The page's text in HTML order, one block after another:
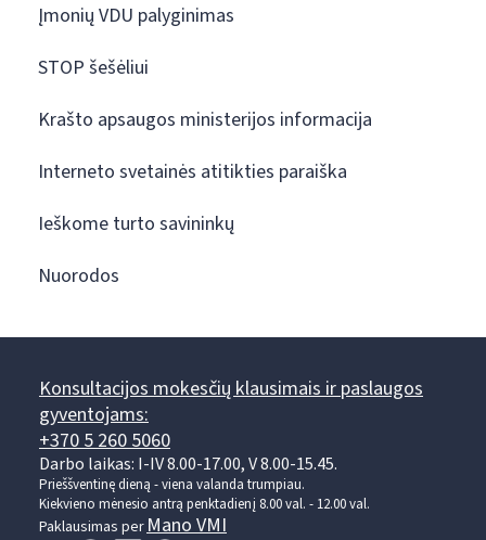
Įmonių VDU palyginimas
STOP šešėliui
Krašto apsaugos ministerijos informacija
Interneto svetainės atitikties paraiška
Ieškome turto savininkų
Nuorodos
Konsultacijos mokesčių klausimais ir paslaugos
gyventojams:
+370 5 260 5060
Darbo laikas: I-IV 8.00-17.00, V 8.00-15.45.
Prieššventinę dieną - viena valanda trumpiau.
Kiekvieno mėnesio antrą penktadienį 8.00 val. - 12.00 val.
Paklausimas per Mano VMI